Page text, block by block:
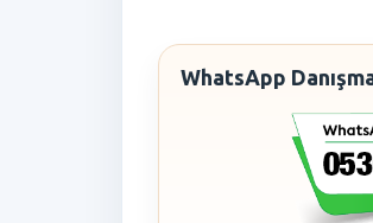
WhatsApp